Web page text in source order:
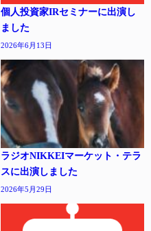
個人投資家IRセミナーに出演し
ました
2026年6月13日
ラジオNIKKEIマーケット・テラ
スに出演しました
2026年5月29日